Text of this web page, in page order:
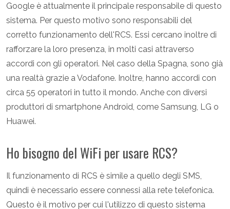
Google è attualmente il principale responsabile di questo
sistema. Per questo motivo sono responsabili del
corretto funzionamento dell'RCS. Essi cercano inoltre di
rafforzare la loro presenza, in molti casi attraverso
accordi con gli operatori. Nel caso della Spagna, sono già
una realtà grazie a Vodafone. Inoltre, hanno accordi con
circa 55 operatori in tutto il mondo. Anche con diversi
produttori di smartphone Android, come Samsung, LG o
Huawei.
Ho bisogno del WiFi per usare RCS?
Il funzionamento di RCS è simile a quello degli SMS,
quindi è necessario essere connessi alla rete telefonica.
Questo è il motivo per cui l'utilizzo di questo sistema